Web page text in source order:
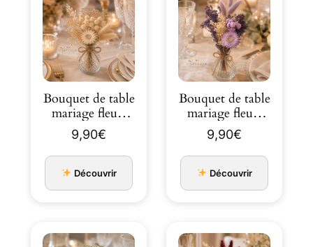
Bouquet de table
mariage fleurs
séchées tout
ivoire 18…
9,90€
Découvrir
Bouquet de table
mariage fleurs
séchées ivoire et
cama…
9,90€
Découvrir